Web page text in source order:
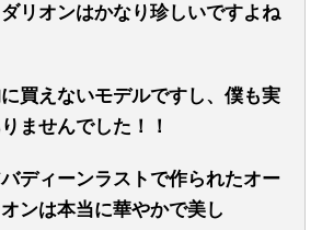
リオンはかなり珍しいですよね
買えないモデルですし、僕も実
ませんでした！！
ディーンラストで作られたオー
ンは本当に華やかで美し